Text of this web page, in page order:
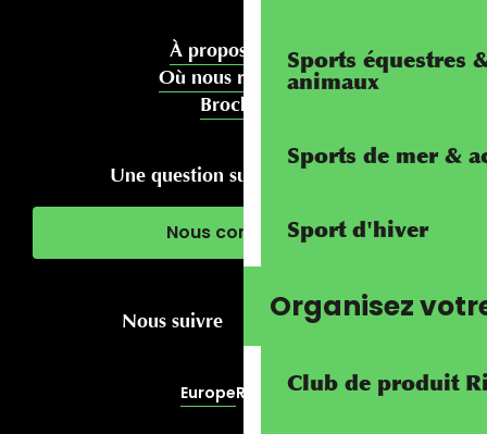
Sports équestres
animaux
Sports de mer &
Sport d'hiver
Organisez
Club de produit
À propos de nous
Où nous rencontrer
Brochures
Une question sur votre séjour ?
Nous contacter
Nous suivre
EuropeRivierALP